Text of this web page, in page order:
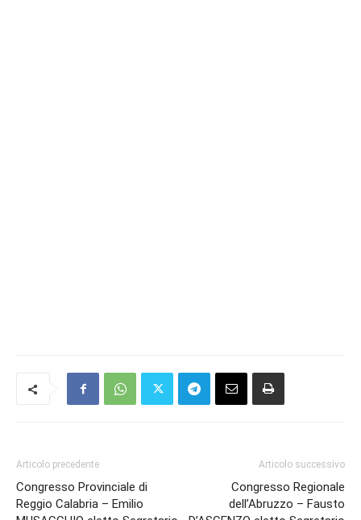
Articolo precedente
Congresso Provinciale di
Reggio Calabria – Emilio
Articolo successivo
Congresso Regionale
dell’Abruzzo – Fausto